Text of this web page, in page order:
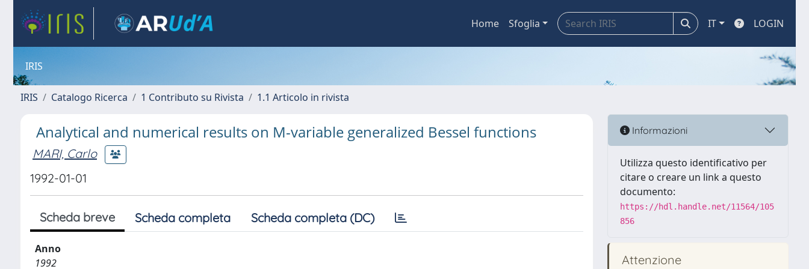
Home Sfoglia IT LOGIN
IRIS
IRIS Catalogo Ricerca 1 Contributo su Rivista 1.1 Articolo in rivista
Analytical and numerical results on M-variable generalized Bessel functions
MARI, Carlo
1992-01-01
Scheda breve Scheda completa Scheda completa (DC)
Anno
1992
Informazioni
Utilizza questo identificativo per
citare o creare un link a questo
documento:
https://hdl.handle.net/11564/105
856
Attenzione